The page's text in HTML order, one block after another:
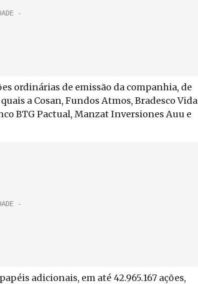
ordinárias de emissão da companhia, de
a Cosan, Fundos Atmos, Bradesco Vida
BTG Pactual, Manzat Inversiones Auu e
adicionais, em até 42.965.167 ações,